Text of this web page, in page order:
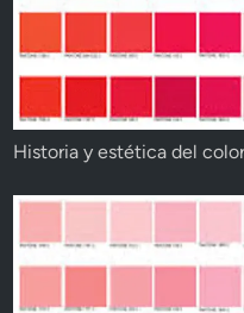
Historia y estética del color